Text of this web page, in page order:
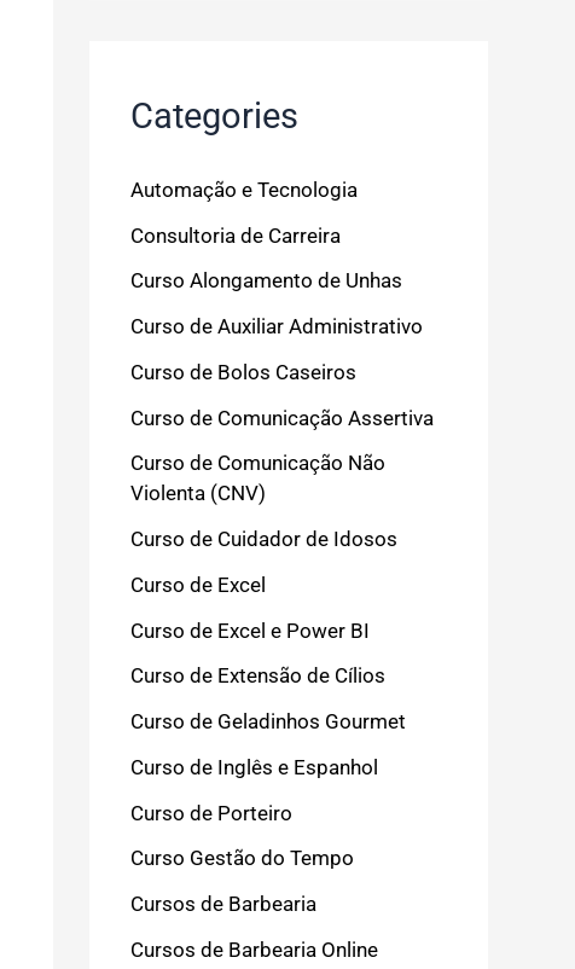
Categories
Automação e Tecnologia
Consultoria de Carreira
Curso Alongamento de Unhas
Curso de Auxiliar Administrativo
Curso de Bolos Caseiros
Curso de Comunicação Assertiva
Curso de Comunicação Não
Violenta (CNV)
Curso de Cuidador de Idosos
Curso de Excel
Curso de Excel e Power BI
Curso de Extensão de Cílios
Curso de Geladinhos Gourmet
Curso de Inglês e Espanhol
Curso de Porteiro
Curso Gestão do Tempo
Cursos de Barbearia
Cursos de Barbearia Online